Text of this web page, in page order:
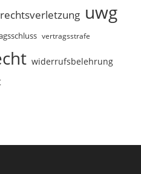
uwg
vertragsstrafe
widerrufsbelehrung